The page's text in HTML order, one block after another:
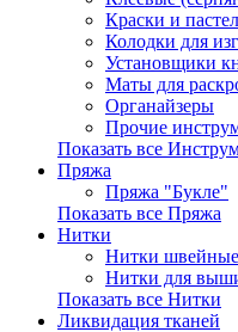
Краски и
Колодки для
Установщики
Маты для
Органайзеры
Прочие
Показать все
Пряжа
Пряжа "Букле"
Показать все Пряжа
Нитки
Нитки швейные
Нитки для
Показать все Нитки
Ликвидация тканей